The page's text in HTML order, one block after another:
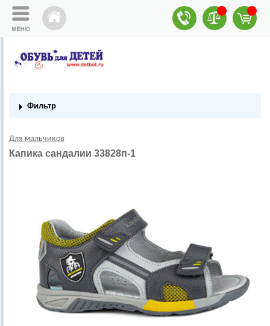
Фильтр
Для мальчиков
Капика сандалии 33828п-1